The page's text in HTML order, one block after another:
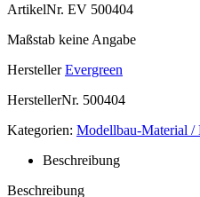
ArtikelNr. EV 500404
Maßstab keine Angabe
Hersteller Evergreen
HerstellerNr. 500404
Kategorien: Modellbau-Material /
Beschreibung
Beschreibung